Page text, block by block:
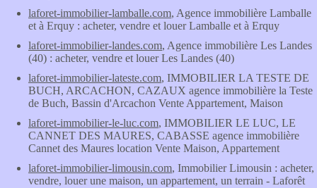
laforet-immobilier-lamballe.com, Agence immobilière Lamballe
et à Erquy : acheter, vendre et louer Lamballe et à Erquy
laforet-immobilier-landes.com, Agence immobilière Les Landes
(40) : acheter, vendre et louer Les Landes (40)
laforet-immobilier-lateste.com, IMMOBILIER LA TESTE DE
BUCH, ARCACHON, CAZAUX agence immobilière la Teste
de Buch, Bassin d'Arcachon Vente Appartement, Maison
laforet-immobilier-le-luc.com, IMMOBILIER LE LUC, LE
CANNET DES MAURES, CABASSE agence immobilière
Cannet des Maures location Vente Maison, Appartement
laforet-immobilier-limousin.com, Immobilier Limousin : acheter,
vendre, louer une maison, un appartement, un terrain - Laforêt